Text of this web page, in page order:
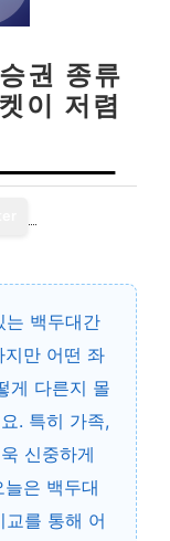
권 종류
이 저렴
는 백두대간
지만 어떤 좌
게 다른지 몰
. 특히 가족,
신중하게
은 백두대
를 통해 어